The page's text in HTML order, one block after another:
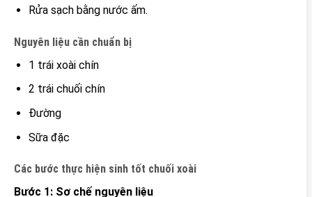
Rửa sạch bằng nước ấm.
Nguyên liệu cần chuẩn bị
1 trái xoài chín
2 trái chuối chín
Đường
Sữa đặc
Các bước thực hiện sinh tốt chuối xoài
Bước 1: Sơ chế nguyên liệu